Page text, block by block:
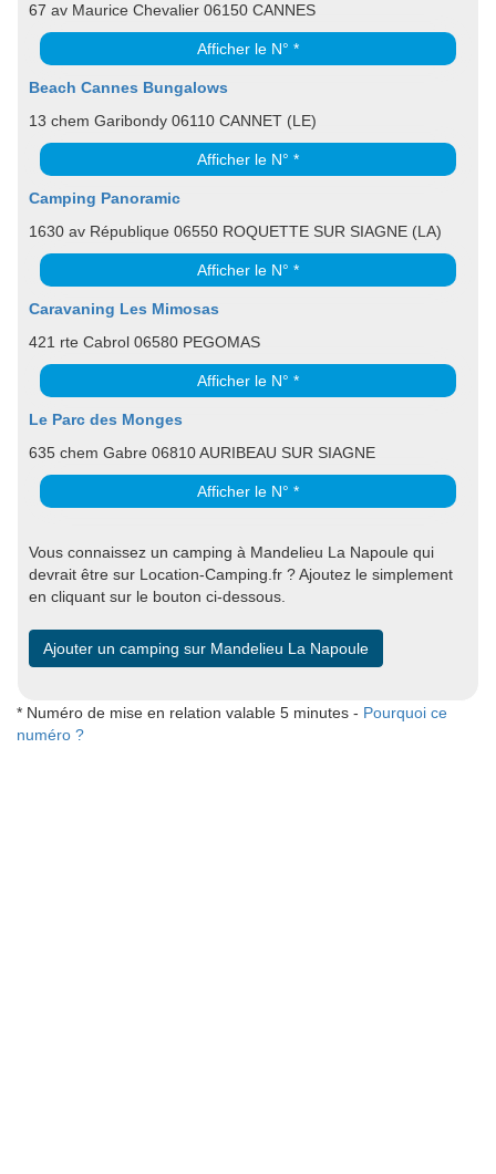
67 av Maurice Chevalier 06150 CANNES
Afficher le N° *
Beach Cannes Bungalows
13 chem Garibondy 06110 CANNET (LE)
Afficher le N° *
Camping Panoramic
1630 av République 06550 ROQUETTE SUR SIAGNE (LA)
Afficher le N° *
Caravaning Les Mimosas
421 rte Cabrol 06580 PEGOMAS
Afficher le N° *
Le Parc des Monges
635 chem Gabre 06810 AURIBEAU SUR SIAGNE
Afficher le N° *
Vous connaissez un camping à Mandelieu La Napoule qui
devrait être sur Location-Camping.fr ? Ajoutez le simplement
en cliquant sur le bouton ci-dessous.
Ajouter un camping sur Mandelieu La Napoule
* Numéro de mise en relation valable 5 minutes - Pourquoi ce
numéro ?